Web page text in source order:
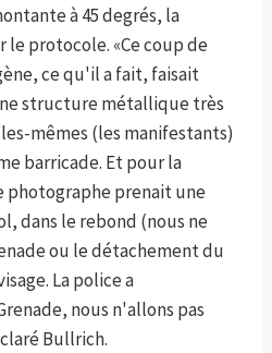
à 45 degrés, la
protocole. «Ce coup de
ce qu'il a fait, faisait
structure métallique très
mêmes (les manifestants)
barricade. Et pour la
photographe prenait une
dans le rebond (nous ne
ou le détachement du
La police a
nous n'allons pas
Bullrich.